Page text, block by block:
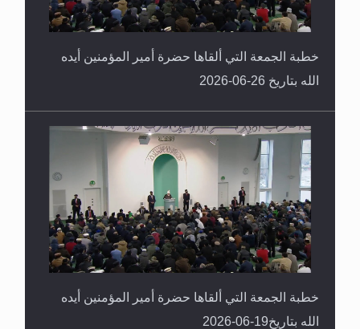
خطبة الجمعة التي ألقاها حضرة أمير المؤمنين أيده
الله بتاريخ 26-06-2026
خطبة الجمعة التي ألقاها حضرة أمير المؤمنين أيده
الله بتاريخ19-06-2026